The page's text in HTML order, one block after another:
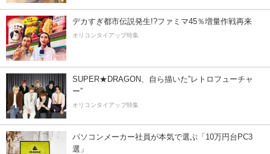
デカすぎ都市伝説発生!?ファミマ45％増量作戦再来
オリコンタイアップ特集
SUPER★DRAGON、自ら描いた”レトロフューチャ
ー”
オリコンタイアップ特集
パソコンメーカー社員が本気で選ぶ「10万円台PC3
選」